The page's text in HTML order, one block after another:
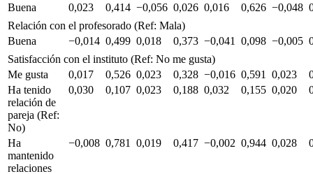
Buena
0,023 0,414 −0,056 0,026 0,016 0,626 −0,048
Relación con el profesorado (Ref: Mala)
Buena
−0,014 0,499 0,018 0,373 −0,041 0,098 −0,005
Satisfacción con el instituto (Ref: No me gusta)
Me gusta
0,017 0,526 0,023 0,328 −0,016 0,591 0,023
Ha tenido
relación de
pareja (Ref:
No)
0,030 0,107 0,023 0,188 0,032 0,155 0,020
Ha
mantenido
relaciones
−0,008 0,781 0,019 0,417 −0,002 0,944 0,028